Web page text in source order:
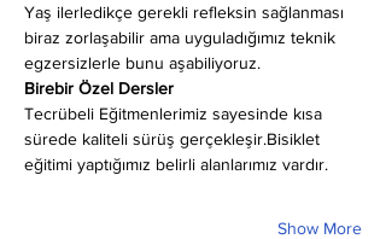
Yaş ilerledikçe gerekli refleksin sağlanması
biraz zorlaşabilir ama uyguladığımız teknik
egzersizlerle bunu aşabiliyoruz.
Birebir Özel Dersler
Tecrübeli Eğitmenlerimiz sayesinde kısa
sürede kaliteli sürüş gerçekleşir.Bisiklet
eğitimi yaptığımız belirli alanlarımız vardır.
Show More